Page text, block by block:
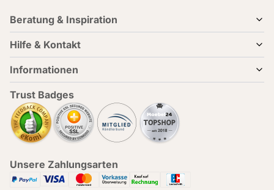
Beratung & Inspiration
Hilfe & Kontakt
Informationen
Trust Badges
Unsere Zahlungsarten